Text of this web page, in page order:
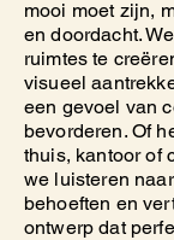
mooi moet zijn,
en doordacht.
ruimtes te
visueel
een gevoel van
bevorderen. Of
thuis, kantoor of
we luisteren
behoeften en
ontwerp dat